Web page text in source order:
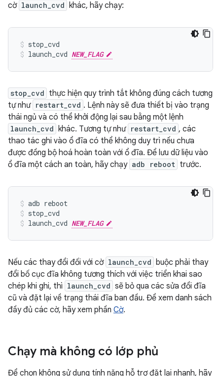
cờ launch_cvd khác, hãy chạy:
stop_cvd
launch_cvd NEW_FLAG
stop_cvd thực hiện quy trình tắt không đúng cách tương
tự như restart_cvd . Lệnh này sẽ đưa thiết bị vào trạng
thái ngủ và có thể khởi động lại sau bằng một lệnh
launch_cvd khác. Tương tự như restart_cvd , các
thao tác ghi vào ổ đĩa có thể không duy trì nếu chưa
được đồng bộ hoá hoàn toàn với ổ đĩa. Để lưu dữ liệu vào
ổ đĩa một cách an toàn, hãy chạy adb reboot trước.
adb reboot
stop_cvd
launch_cvd NEW_FLAG
Nếu các thay đổi đối với cờ launch_cvd buộc phải thay
đổi bố cục đĩa không tương thích với việc triển khai sao
chép khi ghi, thì launch_cvd sẽ bỏ qua các sửa đổi đĩa
cũ và đặt lại về trạng thái đĩa ban đầu. Để xem danh sách
đầy đủ các cờ, hãy xem phần Cờ.
Chạy mà không có lớp phủ
Để chọn không sử dụng tính năng hỗ trợ đặt lại nhanh, hãy